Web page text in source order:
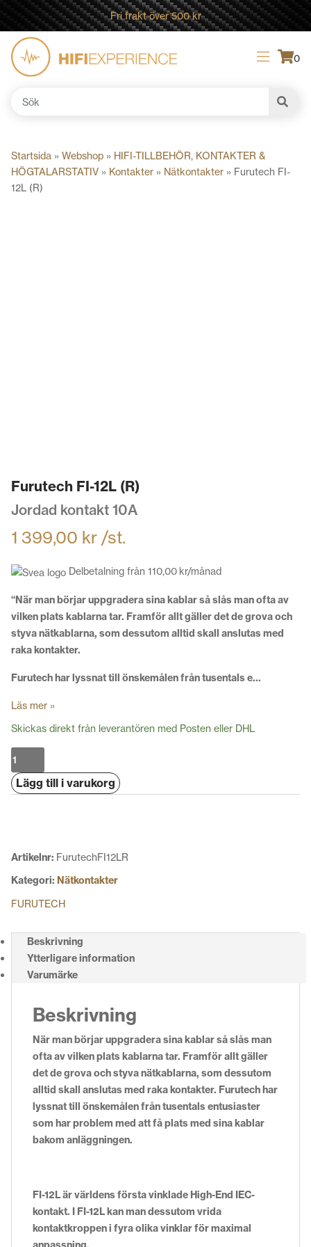
Fri frakt över 500 kr
0
Startsida » Webshop » HIFI-TILLBEHÖR, KONTAKTER &
HÖGTALARSTATIV » Kontakter » Nätkontakter » Furutech FI-
12L (R)
Furutech FI-12L (R)
Jordad kontakt 10A
1 399,00 kr /st.
Delbetalning från 110,00 kr/månad
“När man börjar uppgradera sina kablar så slås man ofta av
vilken plats kablarna tar. Framför allt gäller det de grova och
styva nätkablarna, som dessutom alltid skall anslutas med
raka kontakter.
Furutech har lyssnat till önskemålen från tusentals e…
Läs mer »
Skickas direkt från leverantören med Posten eller DHL
Furutech
FI-
12L
Lägg till i varukorg
Artikelnr: FurutechFI12LR
Kategori: Nätkontakter
FURUTECH
Beskrivning
Ytterligare information
Varumärke
Beskrivning
När man börjar uppgradera sina kablar så slås man
ofta av vilken plats kablarna tar. Framför allt gäller
det de grova och styva nätkablarna, som dessutom
alltid skall anslutas med raka kontakter. Furutech har
lyssnat till önskemålen från tusentals entusiaster
som har problem med att få plats med sina kablar
bakom anläggningen.
FI-12L är världens första vinklade High-End IEC-
kontakt. I FI-12L kan man dessutom vrida
kontaktkroppen i fyra olika vinklar för maximal